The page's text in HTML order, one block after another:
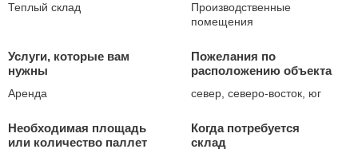
Теплый склад
Производственные
помещения
Услуги, которые вам
нужны
Аренда
Необходимая площадь
или количество паллет
Пожелания по
расположению объекта
север, северо-восток, юг
Когда потребуется
склад